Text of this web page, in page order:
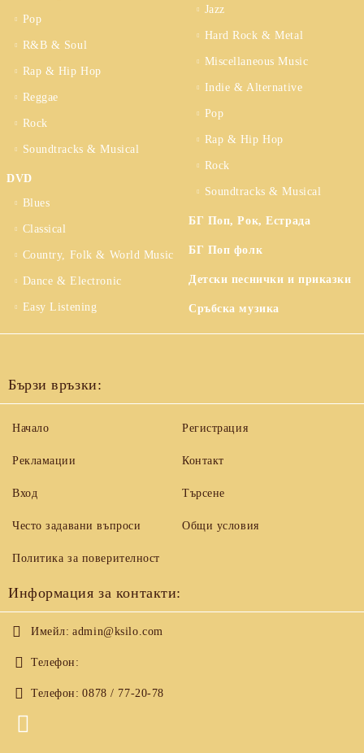
Pop
R&B & Soul
Rap & Hip Hop
Reggae
Rock
Soundtracks & Musical
DVD
Blues
Classical
Country, Folk & World Music
Dance & Electronic
Easy Listening
Jazz
Hard Rock & Metal
Miscellaneous Music
Indie & Alternative
Pop
Rap & Hip Hop
Rock
Soundtracks & Musical
БГ Поп, Рок, Естрада
БГ Поп фолк
Детски песнички и приказки
Сръбска музика
Бързи връзки:
Начало
Рекламации
Вход
Често задавани въпроси
Регистрация
Контакт
Търсене
Общи условия
Политика за поверителност
Информация за контакти:
Имейл: admin@ksilo.com
Телефон:
Телефон: 0878 / 77-20-78